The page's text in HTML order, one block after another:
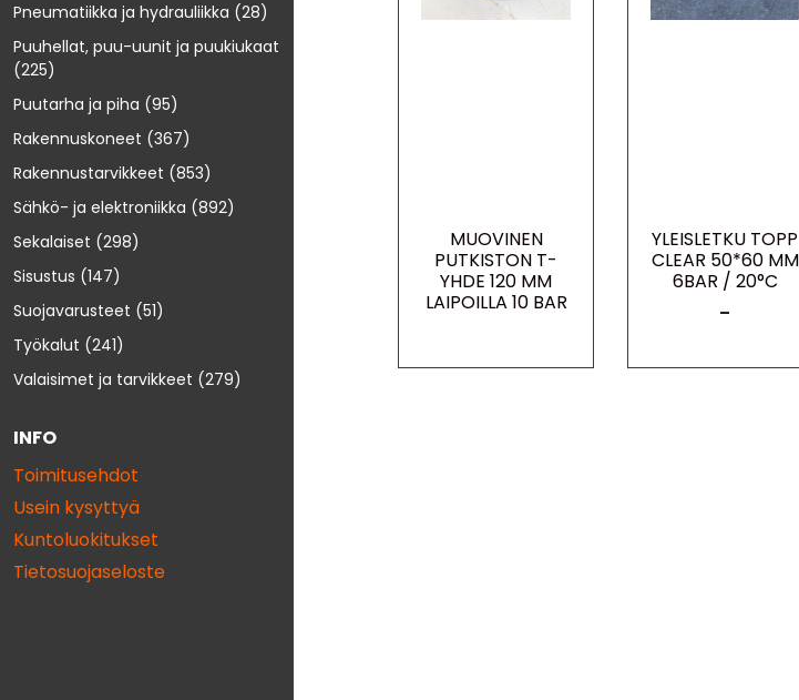
Pneumatiikka ja hydrauliikka (28)
Puuhellat, puu-uunit ja puukiukaat
(225)
Puutarha ja piha (95)
Rakennuskoneet (367)
Rakennustarvikkeet (853)
Sähkö- ja elektroniikka (892)
Sekalaiset (298)
Sisustus (147)
Suojavarusteet (51)
Työkalut (241)
Valaisimet ja tarvikkeet (279)
INFO
Toimitusehdot
Usein kysyttyä
Kuntoluokitukset
Tietosuojaseloste
MUOVINEN
PUTKISTON T-
YHDE 120 MM
LAIPOILLA 10 BAR
YLEISLETKU TOPP
CLEAR 50*60 MM
6BAR / 20°C
–